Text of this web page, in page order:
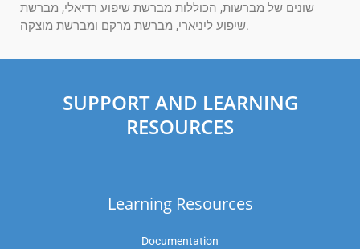
שונים של מברשות, הכוללות מברשת שיפוע רדיאלי, מברשת
שיפוע ליניארי, מברשת מרקם ומברשת מוצקה.
SUPPORT AND LEARNING
RESOURCES
Learning Resources
Documentation